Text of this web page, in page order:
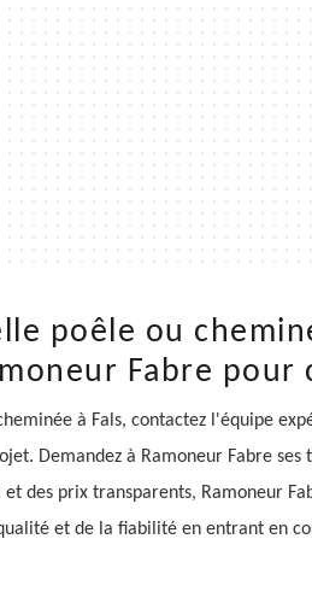
poêle ou
Fabre pour
à Fals, contactez l'équipe
Demandez à Ramoneur Fabre
des prix transparents, Ramoneur
et de la fiabilité en entrant en